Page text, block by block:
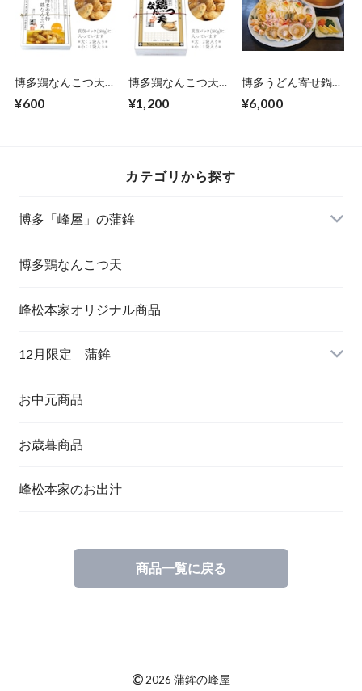
博多鶏なんこつ天チ
¥600
博多鶏なんこつ天
¥1,200
博多うどん寄せ鍋
¥6,000
カテゴリから探す
博多「峰屋」の蒲鉾
博多鶏なんこつ天
峰松本家オリジナル商品
12月限定 蒲鉾
お中元商品
お歳暮商品
峰松本家のお出汁
商品一覧に戻る
© 2026 蒲鉾の峰屋